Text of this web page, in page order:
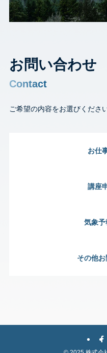
お問い合わせ
Contact
ご希望の内容をお選びくださ
お仕
講座
気象予
その他